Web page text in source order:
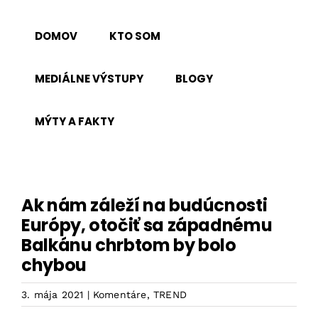
contentDOMOV KTO SOM
MEDIÁLNE VÝSTUPY BLOGY
MÝTY A FAKTY
Ak nám záleží na budúcnosti
Európy, otočiť sa západnému
Balkánu chrbtom by bolo
chybou
3. mája 2021 | Komentáre,TREND